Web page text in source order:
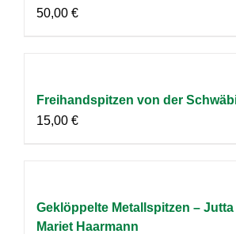
50,00 €
Freihandspitzen von der
15,00 €
Geklöppelte Metallspitzen –
Mariet Haarmann